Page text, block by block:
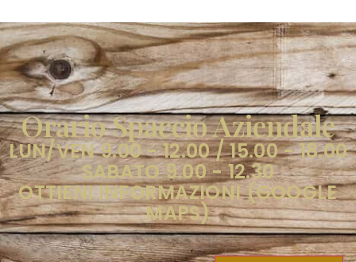
Orario Spaccio Aziendale
LUN/VEN 9.00 - 12.00 / 15.00 - 18.00
SABATO 9.00 - 12.30
OTTIENI INFORMAZIONI (GOOGLE
MAPS)